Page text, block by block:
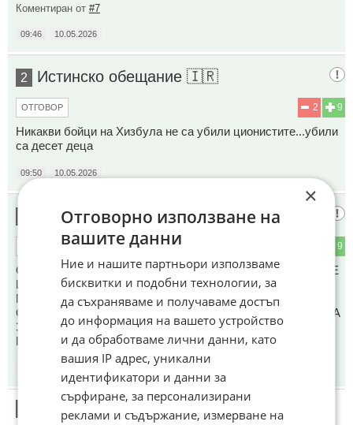
Коментиран от #7
09:46 10.05.2026
2 Истинско обещание 🇮🇷
9
2
ОТГОВОР
Никакви бойци на Хизбула не са убили ционистите...убили
са десет деца
09:50 10.05.2026
ТЕЗИ САТАНИСТИ
9
ОТГОВОР
С НЯКАКЪВ СПЕЦИАЛЕН БРОЯЧ ЛИ БРОЯТ ЖЕРТВИТЕ
ИЛИ КАКТО ВИНАГИ СИ ПИШАТ КАКВОТО СИ ИСКАТ
ПОНЕЖЕ ПОЧТИ ВСИЧКИ МЕДИИ СА ТЯХНА
СОБСТВЕНОСТ. НЕСЛУЧАЙНО УВЕЛИЧАВАТ БЮДЖЕТА
ЗА ПРОПАГАНДА И ИЗЧИСТВАНЕ НА ИМИДЖА СИ
ПЕТКРАТНО.
×
Отговорно използване на
вашите данни
Ние и нашите партньори използваме
бисквитки и подобни технологии, за
да съхраняваме и получаваме достъп
до информация на вашето устройство
и да обработваме лични данни, като
вашия IP адрес, уникални
идентификатори и данни за
сърфиране, за персонализирани
реклами и съдържание, измерване на